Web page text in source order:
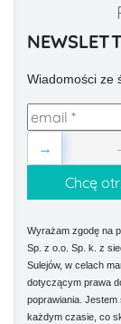
Wiadomości ze
→
Wyrażam zgodę na
Sp. z o.o. Sp. k. z
Sulejów, w celach
dotyczącym prawa
poprawiania. Jestem
każdym czasie, co